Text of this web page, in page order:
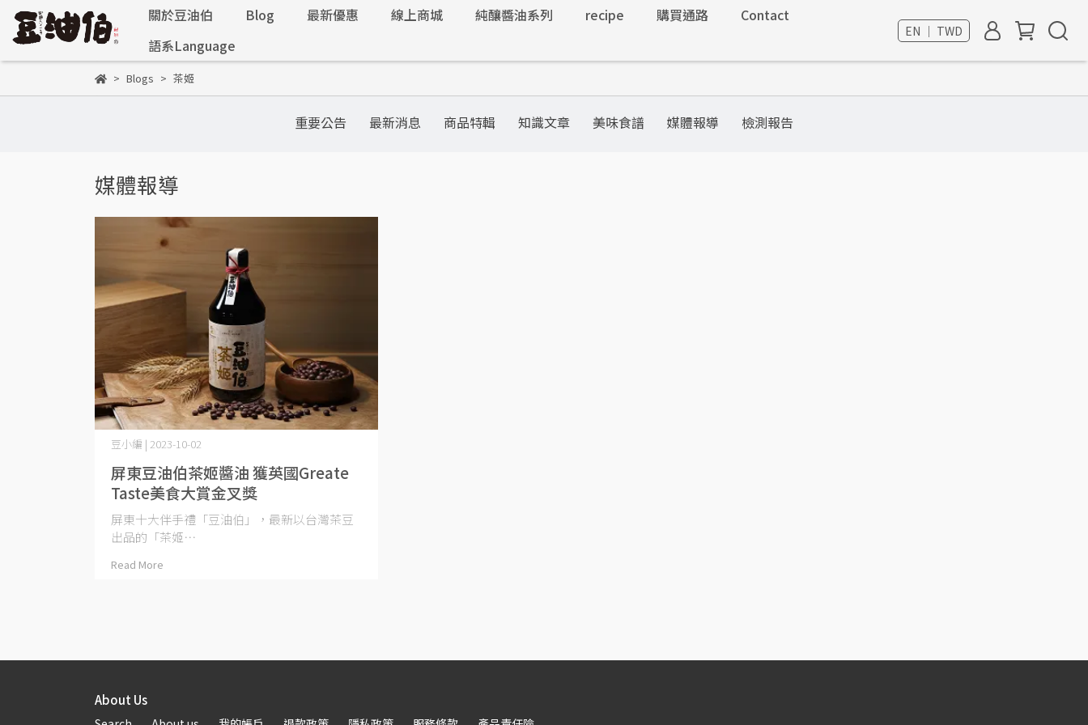
關於豆油伯 Blog 最新優惠 線上商城 純釀醬油系列 recipe 購買通路
Contact
語系Language
EN ｜ TWD
Blogs 茶姬
重要公告 最新消息 商品特輯 知識文章 美味食譜 媒體報導 檢測報告
媒體報導
屏東豆油伯茶姬醬油 獲英國Greate
Taste美食大賞金叉獎
豆小編 | 2023-10-02
屏東十大伴手禮「豆油伯」，最新以台灣茶豆
出品的「茶姬⋯
Read More
About Us